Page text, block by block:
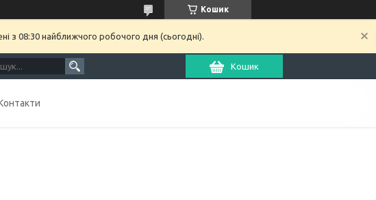
Кошик
з 08:30 найближчого робочого дня (сьогодні).
Кошик